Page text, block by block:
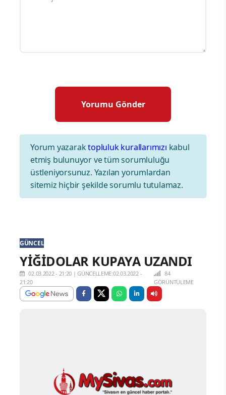
Yorum yazaraktopluluk kurallarımızı kabul
etmiş bulunuyor ve tüm sorumluluğu
üstleniyorsunuz. Yazılan yorumlardan
sitemiz hiçbir şekilde sorumlu tutulamaz.
GÜNCEL
YİĞİDOLAR KUPAYA UZANDI
02.03.2022 - 21:20 |GÜNCELLEME:02.03.2022 -
21:20
84
GÖRÜNTÜLEME